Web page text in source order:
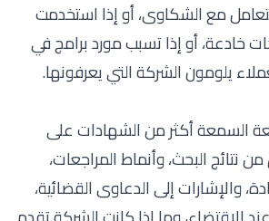
مع الشكاوى، أو إذا استخدمت
خادعة، أو إذا تسبب مورد برامج في
يلومون الشركة التي يعرفونها.
السمعة أكثر من الشهادات على
نتائج البحث، وأنماط المراجعات،
والإشارات إلى الدعاوى القضائية،